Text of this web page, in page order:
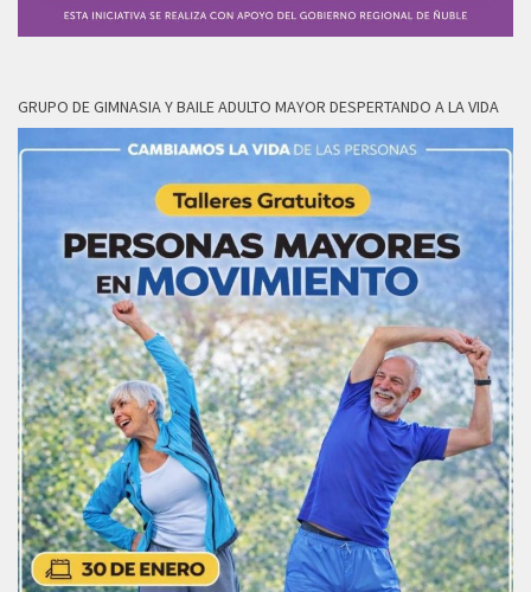
GRUPO DE GIMNASIA Y BAILE ADULTO MAYOR DESPERTANDO A LA VIDA